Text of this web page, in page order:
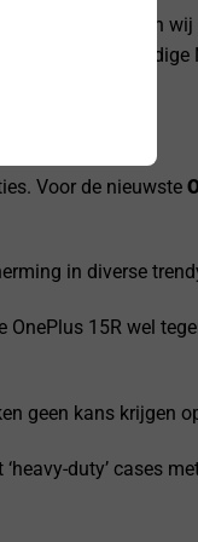
Den Haag) leveren
12, 12R, de volledige
Voor de nieuwste
in diverse
15R wel
geen kans krijgen
duty’ cases